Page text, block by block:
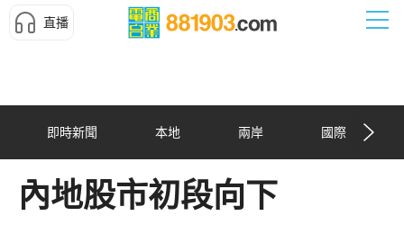
直播
即時新聞 本地 兩岸 國際
內地股市初段向下